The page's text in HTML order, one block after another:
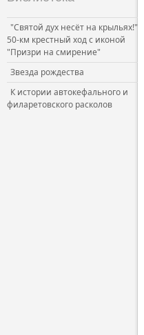
"Святой дух несёт на крыльях!"
50-км крестный ход с иконой
"Призри на смирение"
Звезда рождества
К истории автокефального и
филаретовского расколов